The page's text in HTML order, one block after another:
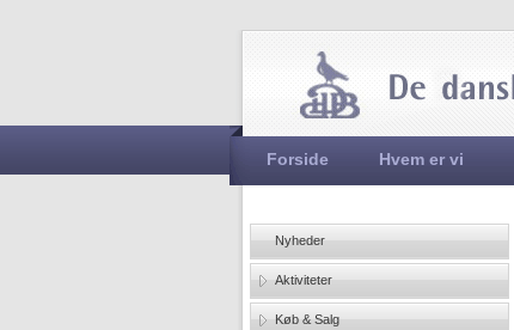
Hovedmenu
Forside Hvem er vi
Nyheder
Aktiviteter
Køb & Salg